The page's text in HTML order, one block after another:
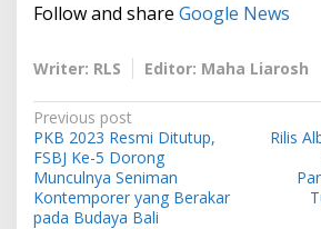
Follow and share Google News
Writer: RLS Editor: Maha Liarosh
P
o
s
t
Previous post
PKB 2023 Resmi Ditutup,
FSBJ Ke-5 Dorong
Munculnya Seniman
Kontemporer yang Berakar
pada Budaya Bali
Rilis